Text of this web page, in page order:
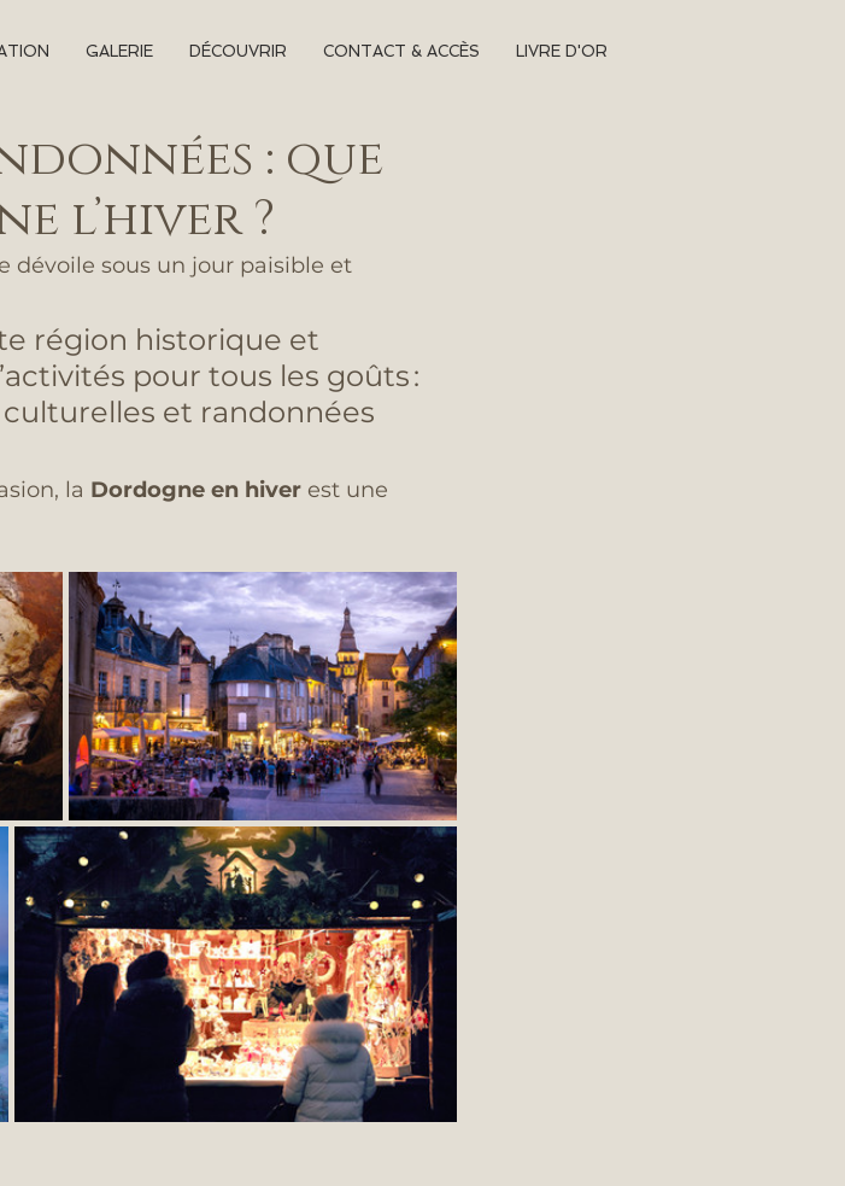
GALERIE DÉCOUVRIR CONTACT & ACCÈS LIVRE D'OR
: que
l’hiver ?
dévoile sous un jour paisible et
région historique et
pour tous les goûts :
et randonnées
la Dordogne en hiver est une